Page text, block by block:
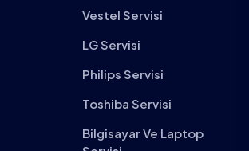
Vestel Servisi
LG Servisi
Philips Servisi
Toshiba Servisi
Bilgisayar Ve Laptop